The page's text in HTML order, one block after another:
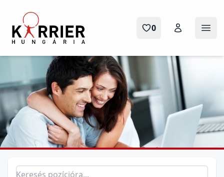
Karrier Hungária
0
Pozíció keresés